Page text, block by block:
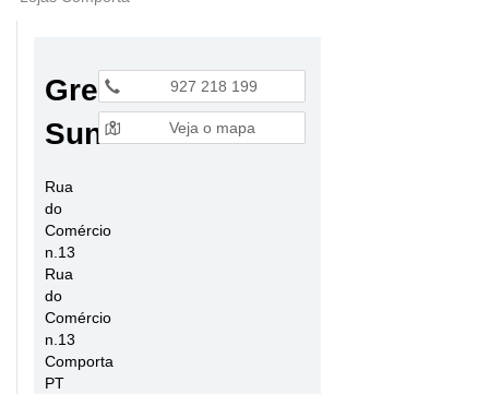
Green
Sun
Rua
do
Comércio
n.13
Rua
do
Comércio
n.13
Comporta
PT
927 218 199
Veja o mapa